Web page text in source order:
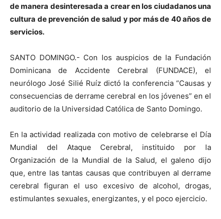
de manera desinteresada a crear en los ciudadanos una
cultura de prevención de salud y por más de 40 años de
servicios.
SANTO DOMINGO.- Con los auspicios de la Fundación
Dominicana de Accidente Cerebral (FUNDACE), el
neurólogo José Silié Ruíz dictó la conferencia “Causas y
consecuencias de derrame cerebral en los jóvenes” en el
auditorio de la Universidad Católica de Santo Domingo.
En la actividad realizada con motivo de celebrarse el Día
Mundial del Ataque Cerebral, instituido por la
Organización de la Mundial de la Salud, el galeno dijo
que, entre las tantas causas que contribuyen al derrame
cerebral figuran el uso excesivo de alcohol, drogas,
estimulantes sexuales, energizantes, y el poco ejercicio.